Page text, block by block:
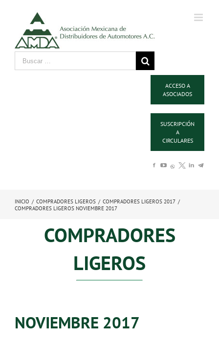
ACCESO A
ASOCIADOS
SUSCRIPCIÓN
A
CIRCULARES
INICIO / COMPRADORES LIGEROS / COMPRADORES LIGEROS 2017 /
COMPRADORES LIGEROS NOVIEMBRE 2017
COMPRADORES
LIGEROS
NOVIEMBRE 2017